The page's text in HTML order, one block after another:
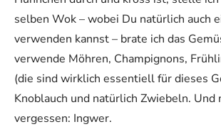
selben Wok – wobei Du natürlich auch
verwenden kannst – brate ich das
verwende Möhren, Champignons,
(die sind wirklich essentiell für dieses
Knoblauch und natürlich Zwiebeln. Und
vergessen: Ingwer.